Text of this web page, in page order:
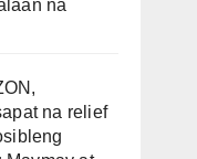
na
na relief